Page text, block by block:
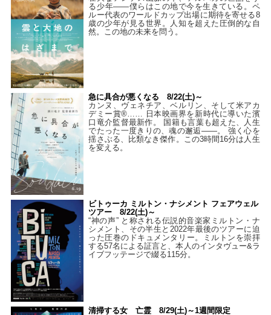
る少年――僕らはこの地で今を生きている。ペ
ルー代表のワールドカップ出場に期待を寄せる8
歳の少年が見る世界。人知を超えた圧倒的な自
然。この地の未来を問う。
急に具合が悪くなる 8/22(土)～
カンヌ、ヴェネチア、ベルリン、そして米アカ
デミー賞®…… 日本映画界を新時代に導いた濱
口竜介監督最新作。 国籍も言葉も超えた、人生
でたった一度きりの、魂の邂逅――。 強く心を
揺さぶる、比類なき傑作。この3時間16分は人生
を変える。
ビトゥーカ ミルトン・ナシメント フェアウェル
ツアー 8/22(土)～
“神の声” と称される伝説的音楽家ミルトン・ナ
シメント、その半生と2022年最後のツアーに迫
った圧巻のドキュメンタリー。ミルトンを崇拝
する57名による証言と、本人のインタヴュー&ラ
イブフッテージで綴る115分。
清掃する女 亡霊 8/29(土)～1週間限定